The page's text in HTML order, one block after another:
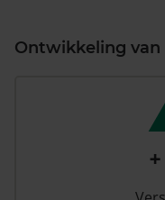
Ontwikkeling